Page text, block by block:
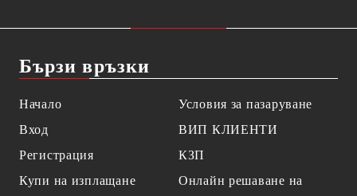
Бързи връзки
Начало
Вход
Регистрация
Купи на изплащане
Условия за пазаруване
ВИП КЛИЕНТИ
КЗП
Онлайн решаване на